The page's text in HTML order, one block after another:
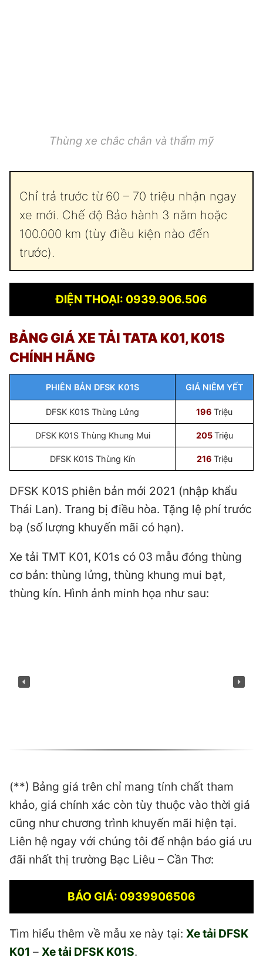
Thùng xe chắc chắn và thẩm mỹ
Chỉ trả trước từ 60 – 70 triệu nhận ngay
xe mới. Chế độ Bảo hành 3 năm hoặc
100.000 km (tùy điều kiện nào đến
trước).
ĐIỆN THOẠI: 0939.906.506
BẢNG GIÁ XE TẢITATA K01, K01S
CHÍNH HÃNG
PHIÊN BẢN DFSK K01S GIÁ NIÊM YẾT
DFSK K01S Thùng Lửng 196 Triệu
DFSK K01S Thùng Khung Mui 205Triệu
DFSK K01S Thùng Kín 216 Triệu
DFSK K01S phiên bản mới 2021 (nhập khẩu
Thái Lan). Trang bị điều hòa. Tặng lệ phí trước
bạ (số lượng khuyến mãi có hạn).
Xe tải TMT K01, K01s có 03 mẫu đóng thùng
cơ bản: thùng lửng, thùng khung mui bạt,
thùng kín. Hình ảnh minh họa như sau:
(**) Bảng giá trên chỉ mang tính chất tham
khảo, giá chính xác còn tùy thuộc vào thời giá
cũng như chương trình khuyến mãi hiện tại.
Liên hệ ngay với chúng tôi để nhận báo giá ưu
đãi nhất thị trường Bạc Liêu – Cần Thơ:
BÁO GIÁ: 0939906506
Tìm hiểu thêm về mẫu xe này tại: Xe tải DFSK
K01 – Xe tải DFSK K01S.